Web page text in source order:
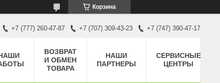
Корзина
+7 (777) 260-47-87 +7 (707) 309-43-23 +7 (747) 390-47-17
ВОЗВРАТ
И ОБМЕН
ТОВАРА
НАШИ
ПАРТНЕРЫ
СЕРВИСНЫЕ
ЦЕНТРЫ